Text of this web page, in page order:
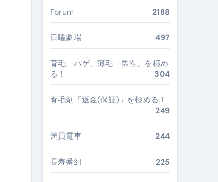
いま選ばれている新定番ドメイン
レ #美容 #健康 #雑学 #ナレーター #小林将大
#美容 #健康 #雑学 #ナレーター #小林将大
レ #美容 #健康 #雑学 #ナレーター #小林将大
すめ・選び方・洗い方・Q&Aまで
たの寝室に最適解を出す快眠ガイド
足腰と体幹”を育てる選び方＆続け方ガイド
Forum 2188
日曜劇場 497
育毛、ハゲ、薄毛「男性」を極め
る！
304
育毛剤「返金(保証)」を極める！
249
満員電車 244
長寿番組 225